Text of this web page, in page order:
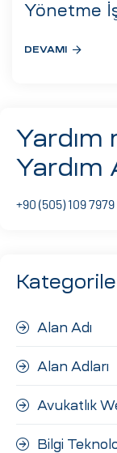
Yönetme
DEVAMI
Yardım
Yardım
+90 (505) 109 7979
Alan Adı
Alan Adları
Avukatlık
Bilgi